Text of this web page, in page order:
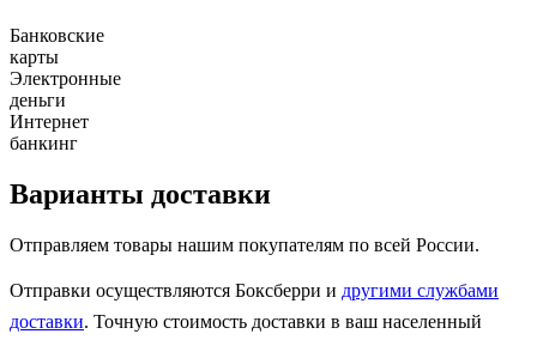
Банковские
карты
Электронные
деньги
Интернет
банкинг
Варианты доставки
Отправляем товары нашим покупателям по всей России.
Отправки осуществляются Боксберри и другими службами
доставки. Точную стоимость доставки в ваш населенный